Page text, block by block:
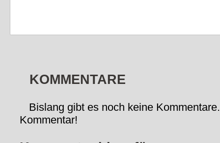
KOMMENTARE
Bislang gibt es noch keine
Kommentar!